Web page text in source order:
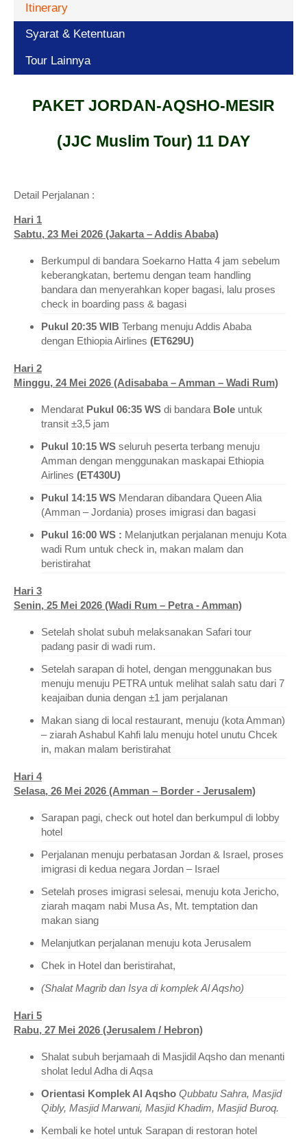
Itinerary
Syarat & Ketentuan
Tour Lainnya
PAKET JORDAN-AQSHO-MESIR
(JJC Muslim Tour) 11 DAY
Detail Perjalanan :
Hari 1
Sabtu, 23 Mei 2026 (Jakarta – Addis Ababa)
Berkumpul di bandara Soekarno Hatta 4 jam sebelum
keberangkatan, bertemu dengan team handling
bandara dan menyerahkan koper bagasi, lalu proses
check in boarding pass & bagasi
Pukul 20:35 WIB Terbang menuju Addis Ababa
dengan Ethiopia Airlines (ET629U)
Hari 2
Minggu, 24 Mei 2026 (Adisababa – Amman – Wadi Rum)
Mendarat Pukul 06:35 WS di bandara Bole untuk
transit ±3,5 jam
Pukul 10:15 WS seluruh peserta terbang menuju
Amman dengan menggunakan maskapai Ethiopia
Airlines (ET430U)
Pukul 14:15 WS Mendaran dibandara Queen Alia
(Amman – Jordania) proses imigrasi dan bagasi
Pukul 16:00 WS : Melanjutkan perjalanan menuju Kota
wadi Rum untuk check in, makan malam dan
beristirahat
Hari 3
Senin, 25 Mei 2026 (Wadi Rum – Petra - Amman)
Setelah sholat subuh melaksanakan Safari tour
padang pasir di wadi rum.
Setelah sarapan di hotel, dengan menggunakan bus
menuju menuju PETRA untuk melihat salah satu dari 7
keajaiban dunia dengan ±1 jam perjalanan
Makan siang di local restaurant, menuju (kota Amman)
– ziarah Ashabul Kahfi lalu menuju hotel unutu Chcek
in, makan malam beristirahat
Hari 4
Selasa, 26 Mei 2026 (Amman – Border - Jerusalem)
Sarapan pagi, check out hotel dan berkumpul di lobby
hotel
Perjalanan menuju perbatasan Jordan & Israel, proses
imigrasi di kedua negara Jordan – Israel
Setelah proses imigrasi selesai, menuju kota Jericho,
ziarah maqam nabi Musa As, Mt. temptation dan
makan siang
Melanjutkan perjalanan menuju kota Jerusalem
Chek in Hotel dan beristirahat,
(Shalat Magrib dan Isya di komplek Al Aqsho)
Hari 5
Rabu, 27 Mei 2026 (Jerusalem / Hebron)
Shalat subuh berjamaah di Masjidil Aqsho dan menanti
sholat Iedul Adha di Aqsa
Orientasi Komplek Al Aqsho Qubbatu Sahra, Masjid
Qibly, Masjid Marwani, Masjid Khadim, Masjid Buroq.
Kembali ke hotel untuk Sarapan di restoran hotel